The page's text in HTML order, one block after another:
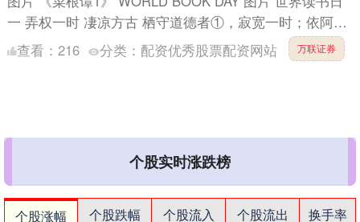
一 弄权一时 凄凉方古 栖守道德者①，寂宽一时；依阿权
势者，凄凉万古。达人观物外之物，思身后....
查看： 216 分类： 配资优秀股票配资网站 万联证券
个股实时涨跌榜
个股涨幅 个股跌幅 个股流入 个股流出
换手率